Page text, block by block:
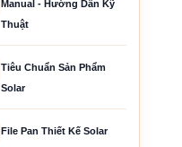
Manual - Hướng Dẫn Kỹ
Thuật
Tiêu Chuẩn Sản Phẩm
Solar
File Pan Thiết Kế Solar